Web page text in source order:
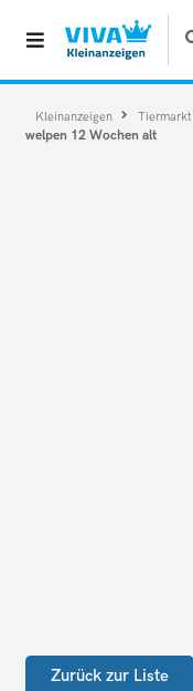
Kleinanzeigen Tiermarkt
welpen 12 Wochen alt
Zurück zur Liste